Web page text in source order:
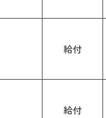
給付
給付